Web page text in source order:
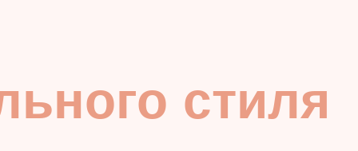
стиля